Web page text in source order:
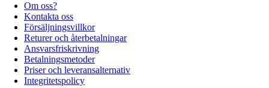
Om oss?
Kontakta oss
Försäljningsvillkor
Returer och återbetalningar
Ansvarsfriskrivning
Betalningsmetoder
Priser och leveransalternativ
Integritetspolicy